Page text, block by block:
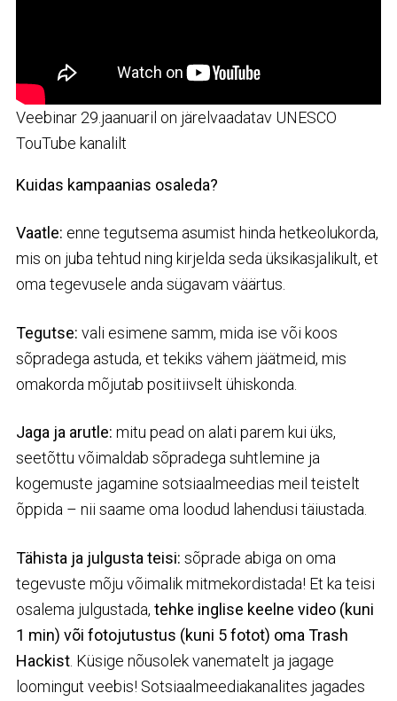
Veebinar 29.jaanuaril on järelvaadatav UNESCO
TouTube kanalilt
Kuidas kampaanias osaleda?
Vaatle: enne tegutsema asumist hinda hetkeolukorda,
mis on juba tehtud ning kirjelda seda üksikasjalikult, et
oma tegevusele anda sügavam väärtus.
Tegutse: vali esimene samm, mida ise või koos
sõpradega astuda, et tekiks vähem jäätmeid, mis
omakorda mõjutab positiivselt ühiskonda.
Jaga ja arutle: mitu pead on alati parem kui üks,
seetõttu võimaldab sõpradega suhtlemine ja
kogemuste jagamine sotsiaalmeedias meil teistelt
õppida – nii saame oma loodud lahendusi täiustada.
Tähista ja julgusta teisi: sõprade abiga on oma
tegevuste mõju võimalik mitmekordistada! Et ka teisi
osalema julgustada, tehke inglise keelne video (kuni
1 min) või fotojutustus (kuni 5 fotot) oma Trash
Hackist . Küsige nõusolek vanematelt ja jagage
loomingut veebis! Sotsiaalmeediakanalites jagades